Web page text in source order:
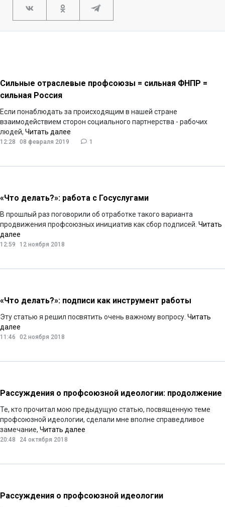
Сильные отраслевые профсоюзы = сильная ФНПР =
сильная Россия
Если понаблюдать за происходящим в нашей стране
взаимодействием сторон социального партнерства - рабочих
людей, Читать далее
12:28 08 февраля 2019 1
«Что делать?»: работа с Госуслугами
В прошлый раз поговорили об отработке такого варианта
продвижения профсоюзных инициатив как сбор подписей. Читать
далее
12:59 12 ноября 2018
«Что делать?»: подписи как инструмент работы
Эту статью я решил посвятить очень важному вопросу. Читать
далее
11:46 02 ноября 2018
Рассуждения о профсоюзной идеологии: продолжение
Те, кто прочитал мою предыдущую статью, посвященную теме
профсоюзной идеологии, сделали мне вполне справедливое
замечание, Читать далее
20:48 24 октября 2018
Рассуждения о профсоюзной идеологии